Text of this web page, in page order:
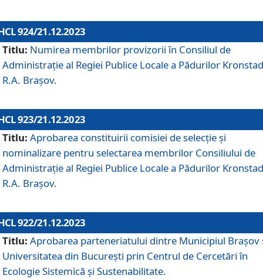
924/21.12.2023
Titlu: Numirea membrilor provizorii în Consiliul de
Administraţie al Regiei Publice Locale a Pădurilor
R.A. Brașov.
923/21.12.2023
Titlu: Aprobarea constituirii comisiei de selecție și
nominalizare pentru selectarea membrilor Consiliului de
Administrație al Regiei Publice Locale a Pădurilor
R.A. Brașov.
922/21.12.2023
Titlu: Aprobarea parteneriatului dintre Municipiul Brașov
Universitatea din București prin Centrul de Cercetări în
Ecologie Sistemică și Sustenabilitate.